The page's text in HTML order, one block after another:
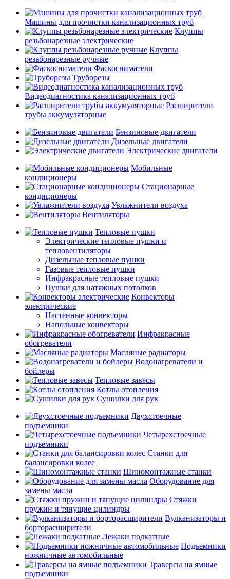
Машины для прочистки канализационных труб
Клуппы
резьбонарезные электрические
Клуппы
резьбонарезные ручные
Фаскосниматели
Труборезы
Видеодиагностика канализационных труб
Расширители
трубы аккумуляторные
Бензиновые двигатели
Дизельные двигатели
Электрические двигатели
Мобильные
кондиционеры
Стационарные
кондиционеры
Увлажнители воздуха
Вентиляторы
Тепловые пушки
Электрические тепловые пушки и
тепловентиляторы
Дизельные тепловые пушки
Газовые тепловые пушки
Инфракрасные тепловые пушки
Пушки для натяжных потолков
Конвекторы
электрические
Настенные конвекторы
Напольные конвекторы
Инфракрасные
обогреватели
Масляные радиаторы
Водонагреватели и
бойлеры
Тепловые завесы
Котлы отопления
Сушилки для рук
Двухстоечные
подъемники
Четырехстоечные
подъемники
Станки для
балансировки колес
Шиномонтажные станки
Оборудование для
замены масла
Стяжки
пружин и тянущие цилиндры
Вулканизаторы и
борторасширители
Лежаки подкатные
Подъемники
ножничные автомобильные
Траверсы на ямные
подъемники